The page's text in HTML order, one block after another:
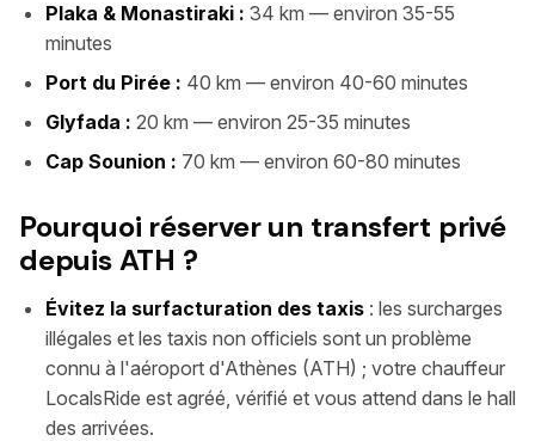
Plaka & Monastiraki : 34 km — environ 35-55
minutes
Port du Pirée : 40 km — environ 40-60 minutes
Glyfada : 20 km — environ 25-35 minutes
Cap Sounion : 70 km — environ 60-80 minutes
Pourquoi réserver un transfert privé
depuis ATH ?
Évitez la surfacturation des taxis : les surcharges
illégales et les taxis non officiels sont un problème
connu à l'aéroport d'Athènes (ATH) ; votre chauffeur
LocalsRide est agréé, vérifié et vous attend dans le hall
des arrivées.